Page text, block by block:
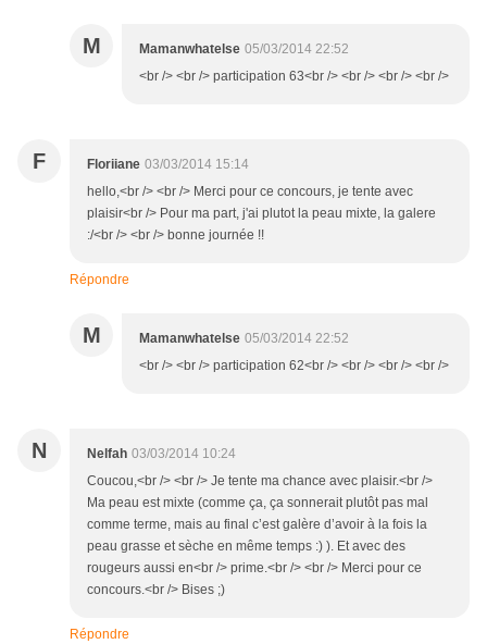
M Mamanwhatelse 05/03/2014 22:52
<br /> <br /> participation 63<br /> <br /> <br /> <br />
F Floriiane 03/03/2014 15:14
hello,<br /> <br /> Merci pour ce concours, je tente avec
plaisir<br /> Pour ma part, j'ai plutot la peau mixte, la galere
:/<br /> <br /> bonne journée !!
Répondre
M Mamanwhatelse 05/03/2014 22:52
<br /> <br /> participation 62<br /> <br /> <br /> <br />
N Nelfah 03/03/2014 10:24
Coucou,<br /> <br /> Je tente ma chance avec plaisir.<br />
Ma peau est mixte (comme ça, ça sonnerait plutôt pas mal
comme terme, mais au final c’est galère d’avoir à la fois la
peau grasse et sèche en même temps :) ). Et avec des
rougeurs aussi en<br /> prime.<br /> <br /> Merci pour ce
concours.<br /> Bises ;)
Répondre